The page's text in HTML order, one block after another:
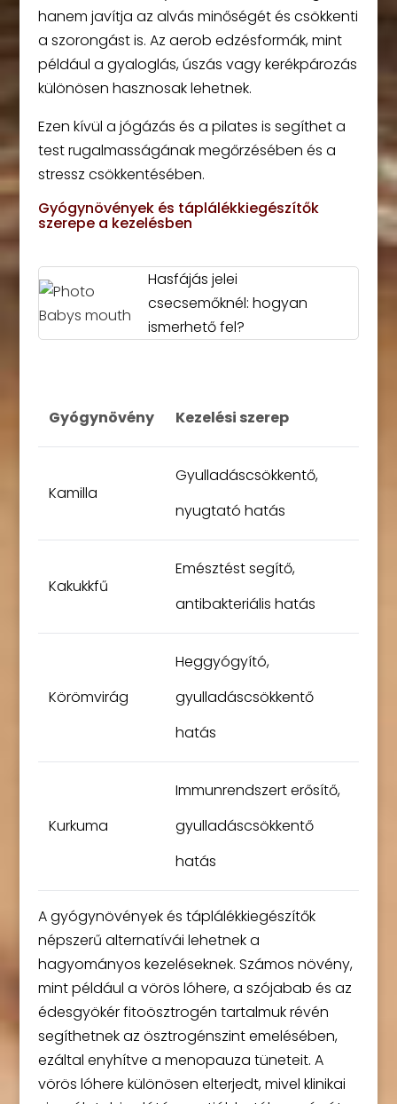
hanem javítja az alvás minőségét és csökkenti
a szorongást is. Az aerob edzésformák, mint
például a gyaloglás, úszás vagy kerékpározás
különösen hasznosak lehetnek.
Ezen kívül a jógázás és a pilates is segíthet a
test rugalmasságának megőrzésében és a
stressz csökkentésében.
Gyógynövények és táplálékkiegészítők
szerepe a kezelésben
Hasfájás jelei
csecsemőknél: hogyan
ismerhető fel?
Gyógynövény Kezelési szerep
Kamilla
Gyulladáscsökkentő,
nyugtató hatás
Kakukkfű
Emésztést segítő,
antibakteriális hatás
Körömvirág
Heggyógyító,
gyulladáscsökkentő
hatás
Kurkuma
Immunrendszert erősítő,
gyulladáscsökkentő
hatás
A gyógynövények és táplálékkiegészítők
népszerű alternatívái lehetnek a
hagyományos kezeléseknek. Számos növény,
mint például a vörös lóhere, a szójabab és az
édesgyökér fitoösztrogén tartalmuk révén
segíthetnek az ösztrogénszint emelésében,
ezáltal enyhítve a menopauza tüneteit. A
vörös lóhere különösen elterjedt, mivel klinikai